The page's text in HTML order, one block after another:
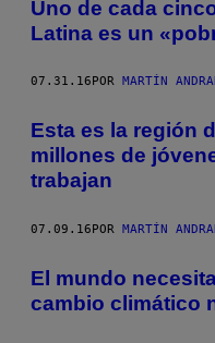
Uno de cada
Latina es un
07.31.16 POR MARTÍN
Esta es la región
millones de
trabajan
07.09.16POR MARTÍN
El mundo
cambio climático